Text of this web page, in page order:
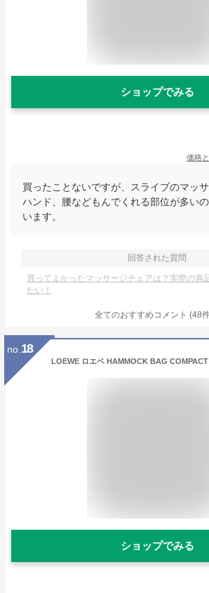
ショップでみる
価格
買ったことないですが、スライブのマッサ
ハンド、腰などもんでくれる部位が多い
います。
回答された質問
買ってよかったマッサージチェアは？実際の満
たい！
全てのおすすめコメント (48
no. 18
ショップでみる